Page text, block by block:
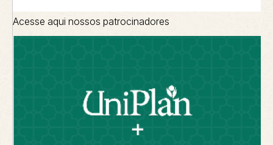
Acesse aqui nossos patrocinadores